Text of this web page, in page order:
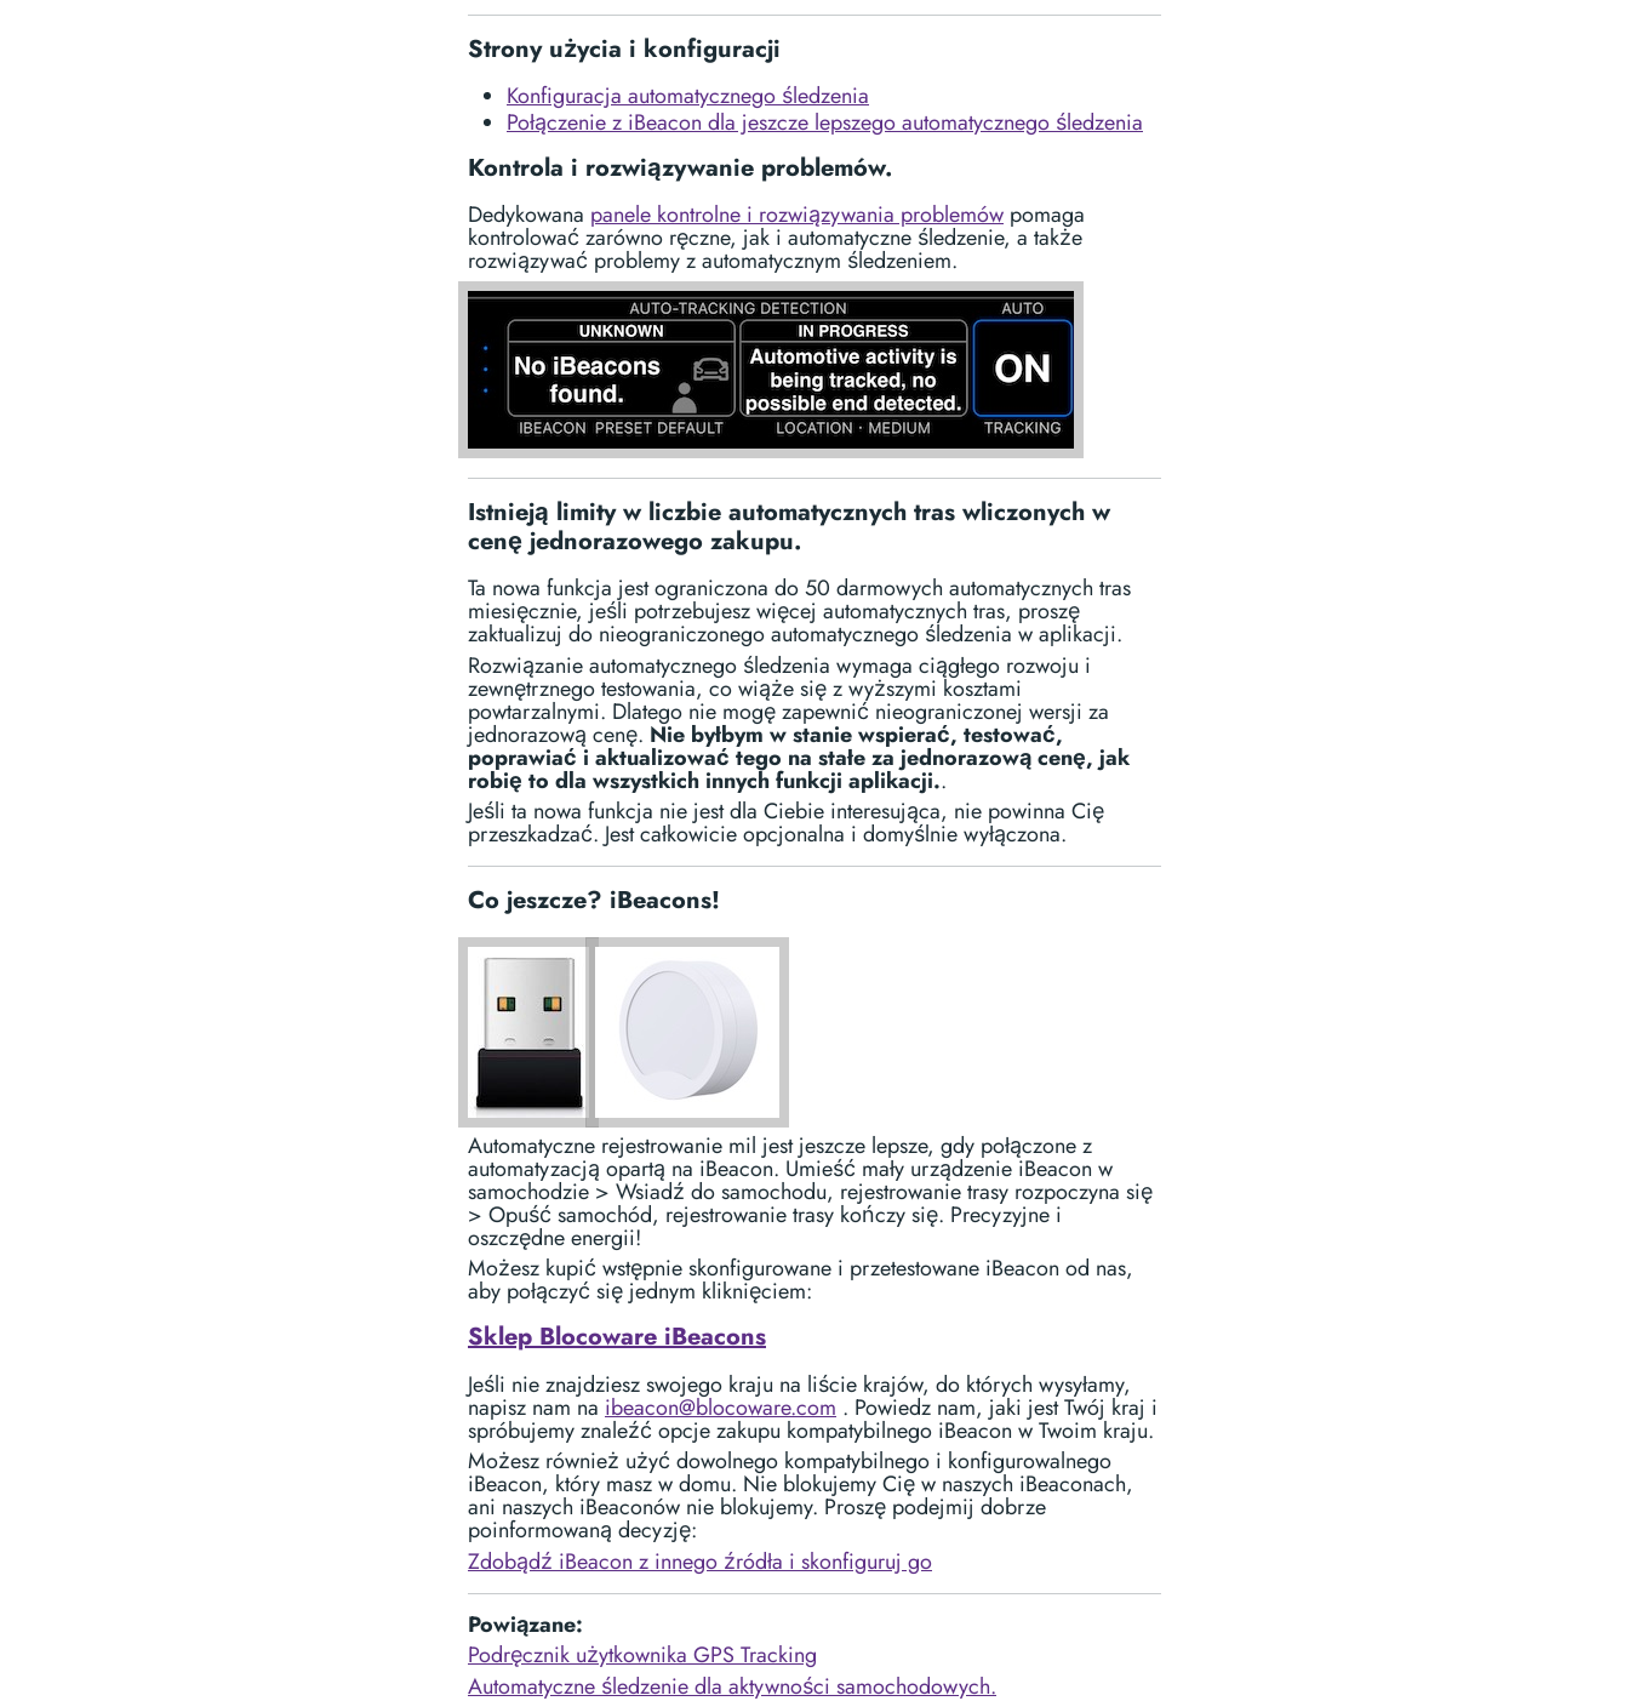
Strony użycia i konfiguracji
Konfiguracja automatycznego śledzenia
Połączenie z iBeacon dla jeszcze lepszego automatycznego śledzenia
Kontrola i rozwiązywanie problemów.
Dedykowana panele kontrolne i rozwiązywania problemów pomaga
kontrolować zarówno ręczne, jak i automatyczne śledzenie, a także
rozwiązywać problemy z automatycznym śledzeniem.
Istnieją limity w liczbie automatycznych tras wliczonych w
cenę jednorazowego zakupu.
Ta nowa funkcja jest ograniczona do 50 darmowych automatycznych tras
miesięcznie, jeśli potrzebujesz więcej automatycznych tras, proszę
zaktualizuj do nieograniczonego automatycznego śledzenia w aplikacji.
Rozwiązanie automatycznego śledzenia wymaga ciągłego rozwoju i
zewnętrznego testowania, co wiąże się z wyższymi kosztami
powtarzalnymi. Dlatego nie mogę zapewnić nieograniczonej wersji za
jednorazową cenę. Nie byłbym w stanie wspierać, testować,
poprawiać i aktualizować tego na stałe za jednorazową cenę, jak
robię to dla wszystkich innych funkcji aplikacji..
Jeśli ta nowa funkcja nie jest dla Ciebie interesująca, nie powinna Cię
przeszkadzać. Jest całkowicie opcjonalna i domyślnie wyłączona.
Co jeszcze? iBeacons!
Automatyczne rejestrowanie mil jest jeszcze lepsze, gdy połączone z
automatyzacją opartą na iBeacon. Umieść mały urządzenie iBeacon w
samochodzie > Wsiadź do samochodu, rejestrowanie trasy rozpoczyna się
> Opuść samochód, rejestrowanie trasy kończy się. Precyzyjne i
oszczędne energii!
Możesz kupić wstępnie skonfigurowane i przetestowane iBeacon od nas,
aby połączyć się jednym kliknięciem:
Sklep Blocoware iBeacons
Jeśli nie znajdziesz swojego kraju na liście krajów, do których wysyłamy,
napisz nam na ibeacon@blocoware.com . Powiedz nam, jaki jest Twój kraj i
spróbujemy znaleźć opcje zakupu kompatybilnego iBeacon w Twoim kraju.
Możesz również użyć dowolnego kompatybilnego i konfigurowalnego
iBeacon, który masz w domu. Nie blokujemy Cię w naszych iBeaconach,
ani naszych iBeaconów nie blokujemy. Proszę podejmij dobrze
poinformowaną decyzję:
Zdobądź iBeacon z innego źródła i skonfiguruj go
Powiązane:
Podręcznik użytkownika GPS Tracking
Automatyczne śledzenie dla aktywności samochodowych.